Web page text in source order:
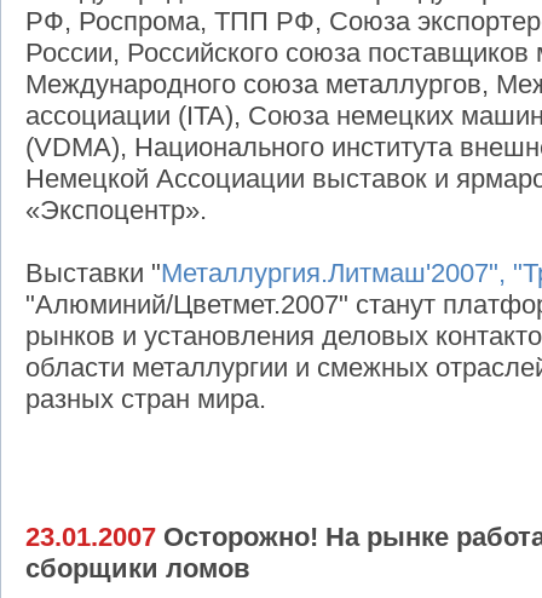
РФ, Роспрома, ТПП РФ, Союза
России, Российского союза
Международного союза металлургов,
ассоциации (ITA), Союза немецких
(VDMA), Национального института
Немецкой Ассоциации выставок и
«Экспоцентр».
Выставки "Металлургия.Литмаш'2007",
"Алюминий/Цветмет.2007" станут
рынков и установления деловых
области металлургии и смежных
разных стран мира.
23.01.2007 Осторожно! На рынке
сборщики ломов